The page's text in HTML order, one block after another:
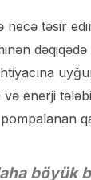
necə təsir
enerji
böyük